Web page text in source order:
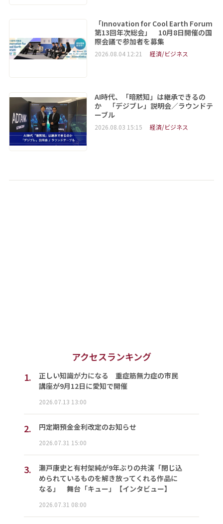
「Innovation for Cool Earth Forum
第13回年次総会」 10月8日開催の国
際会議で参加者を募集
2026.08.04 12:21 経済/ビジネス
AI時代、「暗黙知」は継承できるの
か 「デジブレ」説明会／ラウンドテ
ーブル
2026.08.03 15:15 経済/ビジネス
アクセスランキング
1.
正しい知識が力になる 重症筋無力症の市民
講座が9月12日に愛知で開催
2026.07.13 13:00
2. 円定期預金金利改定のお知らせ
2026.07.31 15:00
3.
瀬戸康史と有村架純が9年ぶりの共演「閉じ込
められているものを解き放ってくれる作品に
なる」 舞台「キュー」【インタビュー】
2026.07.31 08:00